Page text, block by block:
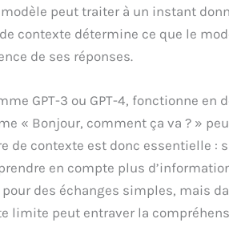
peut traiter à un instant
contexte détermine ce que le
de ses réponses.
GPT-3 ou GPT-4, fonctionne en
« Bonjour, comment ça va ? »
de contexte est donc essentielle :
en compte plus
des échanges simples, mais
limite peut entraver la